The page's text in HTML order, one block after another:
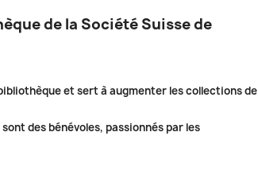
de la Société Suisse de
et sert à augmenter les collections de
des bénévoles, passionnés par les